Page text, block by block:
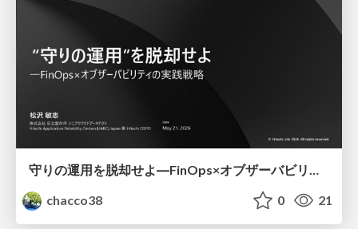
守りの運用を脱却せよ―FinOps×オブザーバビリティの実践戦略
chacco38
0 21